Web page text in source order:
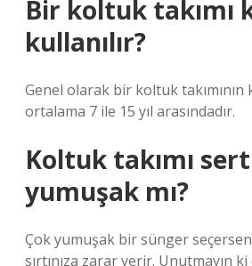
Bir koltuk takımı
kullanılır?
Genel olarak bir koltuk takımının
ortalama 7 ile 15 yıl arasındadır.
Koltuk takımı
yumuşak mı?
Çok yumuşak bir sünger
sırtınıza zarar verir. Unutmayın